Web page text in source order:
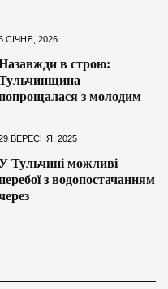
СІЧНЯ, 2026
в строю:
з молодим
ВЕРЕСНЯ, 2025
Тульчині можливі
з водопостачанням